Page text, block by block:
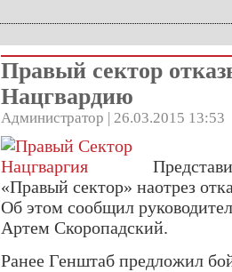
Правый сектор
Нацгвардию
Администратор | 26.03.2015 13:53
«Правый сектор» наотрез
Об этом сообщил
Артем Скоропадский.
Ранее Генштаб предложил